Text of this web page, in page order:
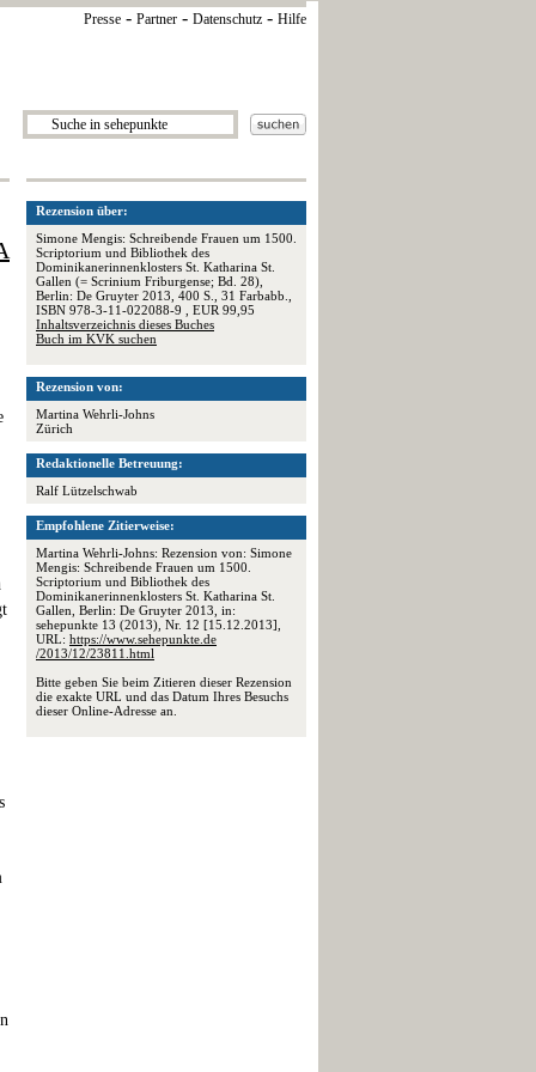
Presse - Partner - Datenschutz - Hilfe
Rezension über:
Simone Mengis: Schreibende Frauen um 1500.
Scriptorium und Bibliothek des
Dominikanerinnenklosters St. Katharina St.
Gallen (= Scrinium Friburgense; Bd. 28),
Berlin: De Gruyter 2013, 400 S., 31 Farbabb.,
ISBN 978-3-11-022088-9 , EUR 99,95
Inhaltsverzeichnis dieses Buches
Buch im KVK suchen
Rezension von:
Martina Wehrli-Johns
Zürich
Redaktionelle Betreuung:
Ralf Lützelschwab
Empfohlene Zitierweise:
Martina Wehrli-Johns: Rezension von: Simone
Mengis: Schreibende Frauen um 1500.
Scriptorium und Bibliothek des
Dominikanerinnenklosters St. Katharina St.
Gallen, Berlin: De Gruyter 2013, in:
sehepunkte 13 (2013), Nr. 12 [15.12.2013],
URL: https://www.sehepunkte.de
/2013/12/23811.html
Bitte geben Sie beim Zitieren dieser Rezension
die exakte URL und das Datum Ihres Besuchs
dieser Online-Adresse an.